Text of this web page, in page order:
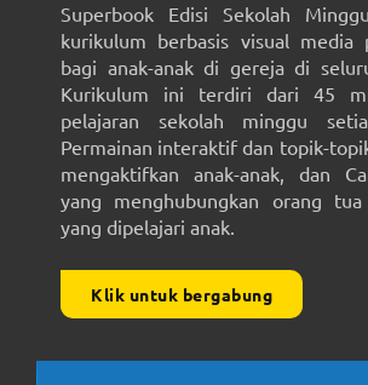
Superbook Edisi Sekolah
kurikulum berbasis visual media
bagi anak-anak di gereja di
Kurikulum ini terdiri dari 45
pelajaran sekolah minggu
Permainan interaktif dan topik-
mengaktifkan anak-anak, dan
yang menghubungkan orang
yang dipelajari anak.
Klik untuk bergabung